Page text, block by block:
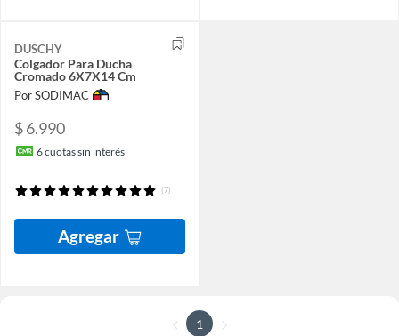
DUSCHY
Colgador Para Ducha
Cromado 6X7X14 Cm
Por SODIMAC
$ 6.990
6cuotas sin interés
(7)
Agregar
1